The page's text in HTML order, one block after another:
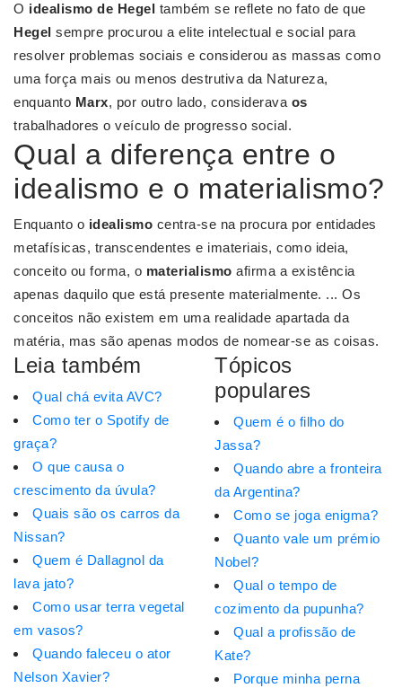
O idealismo de Hegel também se reflete no fato de que
Hegel sempre procurou a elite intelectual e social para
resolver problemas sociais e considerou as massas como
uma força mais ou menos destrutiva da Natureza,
enquanto Marx, por outro lado, considerava os
trabalhadores o veículo de progresso social.
Qual a diferença entre o
idealismo e o materialismo?
Enquanto o idealismo centra-se na procura por entidades
metafísicas, transcendentes e imateriais, como ideia,
conceito ou forma, o materialismo afirma a existência
apenas daquilo que está presente materialmente. ... Os
conceitos não existem em uma realidade apartada da
matéria, mas são apenas modos de nomear-se as coisas.
Leia também
Qual chá evita AVC?
Como ter o Spotify de
graça?
O que causa o
crescimento da úvula?
Quais são os carros da
Nissan?
Quem é Dallagnol da
lava jato?
Como usar terra vegetal
em vasos?
Quando faleceu o ator
Nelson Xavier?
Tópicos
populares
Quem é o filho do
Jassa?
Quando abre a fronteira
da Argentina?
Como se joga enigma?
Quanto vale um prémio
Nobel?
Qual o tempo de
cozimento da pupunha?
Qual a profissão de
Kate?
Porque minha perna